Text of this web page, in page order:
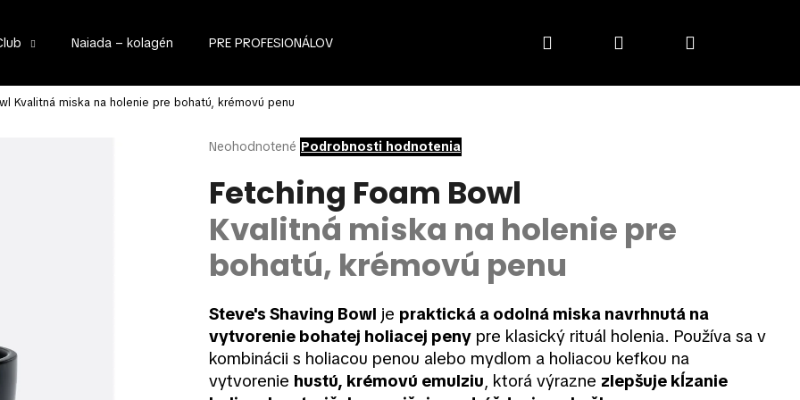
Naiada – kolagén PRE PROFESIONÁLOV Hľadať PrihlásenieNákupný
Kvalitná miska na holenie pre bohatú, krémovú penu
Priemerné
produktu
je
hviezdičiek.
Neohodnotené Podrobnosti hodnotenia
Fetching Foam Bowl
Kvalitná miska na holenie pre
bohatú, krémovú penu
Steve's Shaving Bowl je praktická a odolná miska navrhnutá na
vytvorenie bohatej holiacej peny pre klasický rituál holenia. Používa sa v
kombinácii s holiacou penou alebo mydlom a holiacou kefkou na
vytvorenie hustú, krémovú emulziu, ktorá výrazne zlepšuje kĺzanie
Čo potrebujete nájsť?